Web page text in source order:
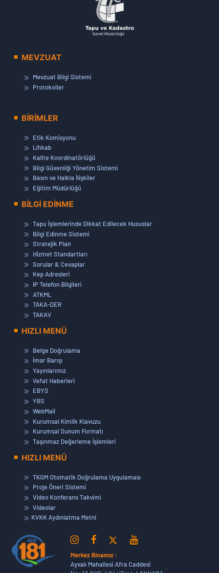
MEVZUAT
Mevzuat Bilgi Sistemi
Protokoller
BİRİMLER
Etik Komisyonu
Lihkab
Kalite Koordinatörlüğü
Bilgi Güvenliği Yönetim Sistemi
Basın ve Halkla İlişkiler
Eğitim Müdürlüğü
BİLGİ EDİNME
Tapu İşlemlerinde Dikkat Edilecek Hususlar
Bilgi Edinme Sistemi
Stratejik Plan
Hizmet Standartları
Sorular & Cevaplar
Kep Adresleri
IP Telefon Bilgileri
ATKML
TAKA-DER
TAKAV
HIZLI MENÜ
Belge Doğrulama
İmar Barışı
Yayınlarımız
Vefat Haberleri
EBYS
YBS
WebMail
Kurumsal Kimlik Klavuzu
Kurumsal Sunum Formatı
Taşınmaz Değerleme İşlemleri
HIZLI MENÜ
TKGM Otomatik Doğrulama Uygulaması
Proje Öneri Sistemi
Video Konferans Takvimi
Videolar
KVKK Aydınlatma Metni
Merkez Binamız :
Ayvalı Mahallesi Afra Caddesi